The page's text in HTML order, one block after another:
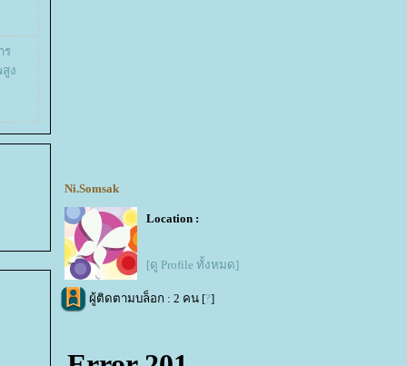
ร
ง
Ni.Somsak
Location :
[ดู Profile ทั้งหมด]
ผู้ติดตามบล็อก : 2 คน [?]